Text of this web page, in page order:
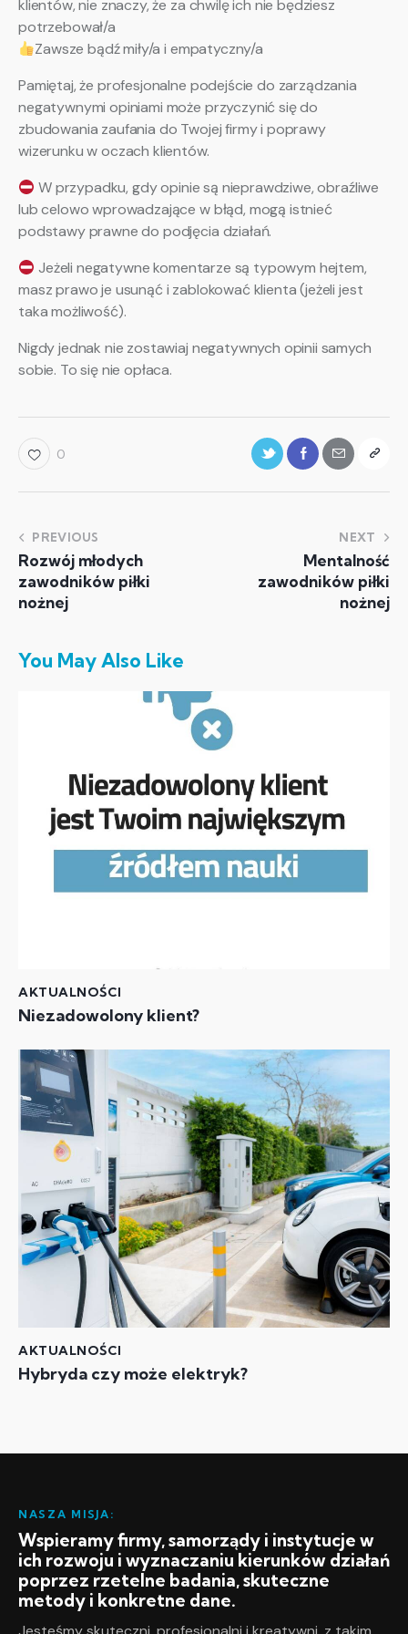
klientów, nie znaczy, że za chwilę ich nie będziesz
potrzebował/a
Zawsze bądź miły/a i empatyczny/a
Pamiętaj, że profesjonalne podejście do zarządzania
negatywnymi opiniami może przyczynić się do
zbudowania zaufania do Twojej firmy i poprawy
wizerunku w oczach klientów.
W przypadku, gdy opinie są nieprawdziwe, obraźliwe
lub celowo wprowadzające w błąd, mogą istnieć
podstawy prawne do podjęcia działań.
Jeżeli negatywne komentarze są typowym hejtem,
masz prawo je usunąć i zablokować klienta (jeżeli jest
taka możliwość).
Nigdy jednak nie zostawiaj negatywnych opinii samych
sobie. To się nie opłaca.
0
PREVIOUS
Rozwój młodych
zawodników piłki
nożnej
NEXT
Mentalność
zawodników piłki
nożnej
You May Also Like
AKTUALNOŚCI
Niezadowolony klient?
AKTUALNOŚCI
Hybryda czy może elektryk?
NASZA MISJA:
Wspieramy firmy, samorządy i instytucje w
ich rozwoju i wyznaczaniu kierunków działań
poprzez rzetelne badania, skuteczne
metody i konkretne dane.